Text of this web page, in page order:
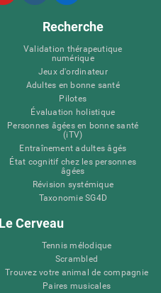
Recherche
Validation thérapeutique
numérique
Jeux d'ordinateur
Adultes en bonne santé
Pilotes
Évaluation holistique
Personnes âgées en bonne santé
(iTV)
Entraînement adultes âgés
État cognitif chez les personnes
âgées
Révision systémique
Taxonomie SG4D
Cerveau
Tennis mélodique
Scrambled
Trouvez votre animal de compagnie
Paires musicales